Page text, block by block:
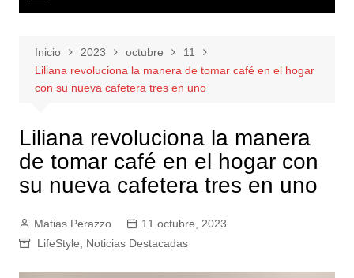
Inicio 2023 octubre
11
Liliana revoluciona la manera de tomar café en el hogar
con su nueva cafetera tres en uno
Liliana revoluciona la manera
de tomar café en el hogar con
su nueva cafetera tres en uno
Matias Perazzo
11 octubre, 2023
LifeStyle, Noticias Destacadas